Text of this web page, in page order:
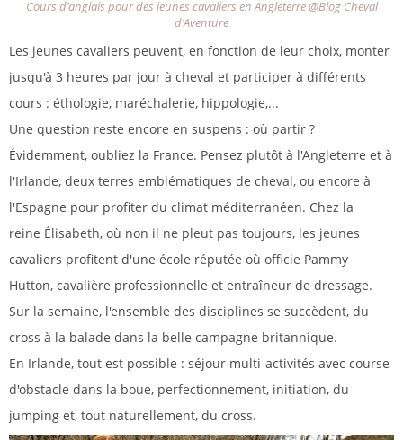
Cours d'anglais pour des jeunes cavaliers en Angleterre @Blog Cheval
d'Aventure
Les jeunes cavaliers peuvent, en fonction de leur choix, monter
jusqu'à 3 heures par jour à cheval et participer à différents
cours : éthologie, maréchalerie, hippologie,...
Une question reste encore en suspens : où partir ?
Évidemment, oubliez la France. Pensez plutôt à l'Angleterre et à
l'Irlande, deux terres emblématiques de cheval, ou encore à
l'Espagne pour profiter du climat méditerranéen. Chez la
reine Élisabeth, où non il ne pleut pas toujours, les jeunes
cavaliers profitent d'une école réputée où officie Pammy
Hutton, cavalière professionnelle et entraîneur de dressage.
Sur la semaine, l'ensemble des disciplines se succèdent, du
cross à la balade dans la belle campagne britannique.
En Irlande, tout est possible : séjour multi-activités avec course
d'obstacle dans la boue, perfectionnement, initiation, du
jumping et, tout naturellement, du cross.